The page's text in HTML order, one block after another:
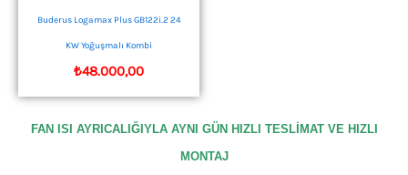
Buderus Logamax Plus GB122i.2 24
KW Yoğuşmalı Kombi
₺48.000,00
FAN ISI AYRICALIĞIYLA AYNI GÜN HIZLI TESLİMAT VE HIZLI
MONTAJ